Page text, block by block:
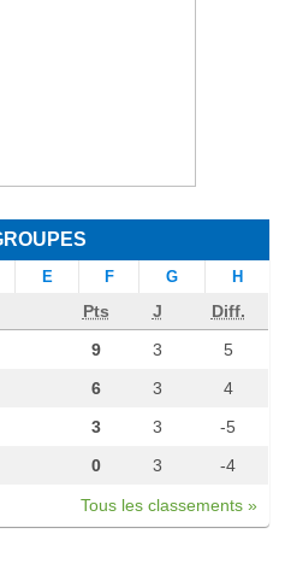
E F G H
Pts J
Diff.
9 3
5
6 3
4
3 3
-5
0 3 -4
Tous les classements »